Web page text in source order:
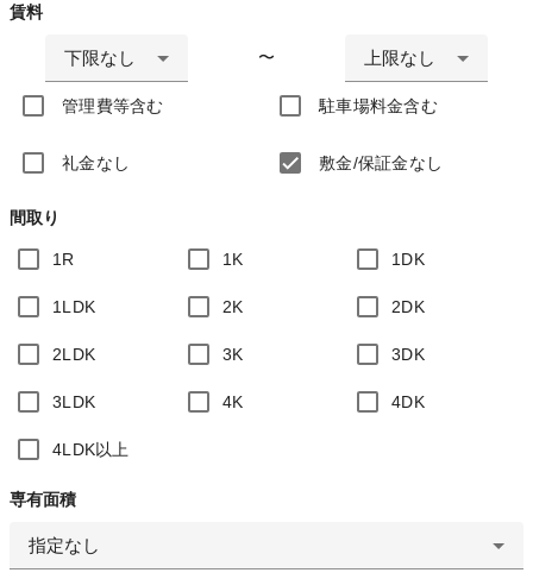
賃料
下限なし 〜 上限なし
管理費等含む 駐車場料金含む
礼金なし 敷金/保証金なし
間取り
1R 1K 1DK
1LDK 2K 2DK
2LDK 3K 3DK
3LDK 4K 4DK
4LDK以上
専有面積
指定なし